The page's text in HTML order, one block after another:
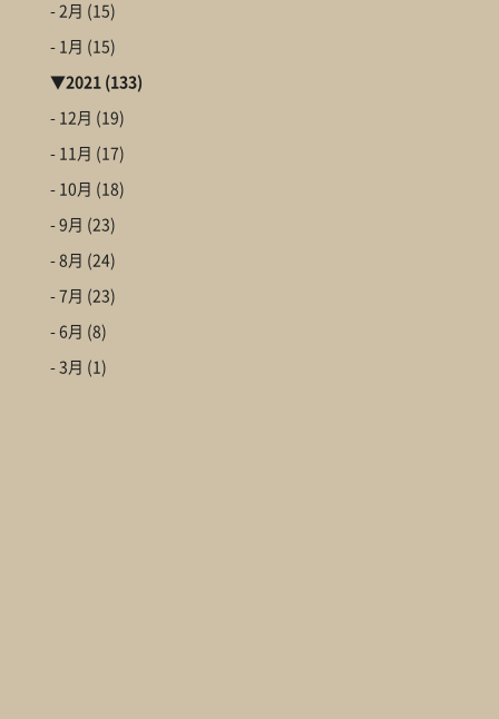
- 2月 (15)
- 1月 (15)
▼2021 (133)
- 12月 (19)
- 11月 (17)
- 10月 (18)
- 9月 (23)
- 8月 (24)
- 7月 (23)
- 6月 (8)
- 3月 (1)